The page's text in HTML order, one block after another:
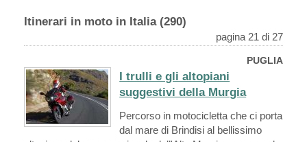
Itinerari in moto in Italia (290)
pagina 21 di 27
PUGLIA
I trulli e gli altopiani
suggestivi della Murgia
Percorso in motocicletta che ci porta
dal mare di Brindisi al bellissimo